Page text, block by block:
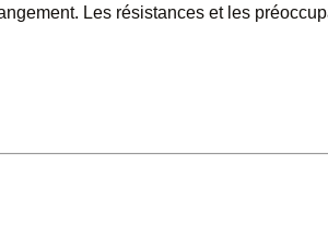
Les résistances et les